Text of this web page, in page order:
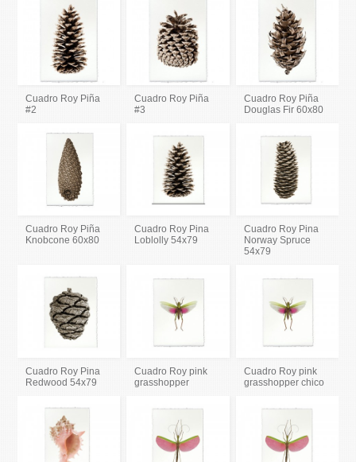
Cuadro Roy Piña
#2
Cuadro Roy Piña
#3
Cuadro Roy Piña
Douglas Fir 60x80
Cuadro Roy Piña
Knobcone 60x80
Cuadro Roy Pina
Loblolly 54x79
Cuadro Roy Pina
Norway Spruce
54x79
Cuadro Roy Pina
Redwood 54x79
Cuadro Roy pink
grasshopper
Cuadro Roy pink
grasshopper chico